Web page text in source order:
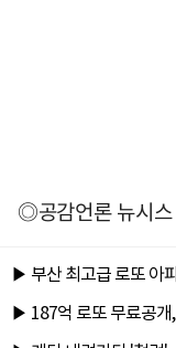
◎공감언론 뉴시스